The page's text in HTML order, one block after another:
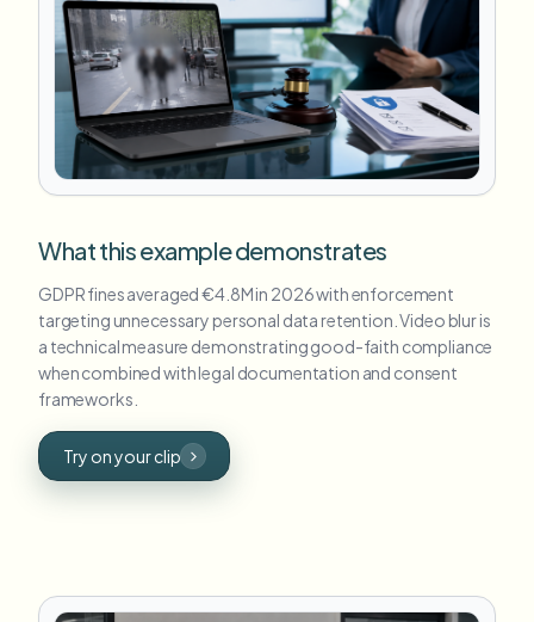
What this example demonstrates
GDPR fines averaged €4.8M in 2026 with enforcement
targeting unnecessary personal data retention. Video blur is
a technical measure demonstrating good-faith compliance
when combined with legal documentation and consent
frameworks.
Try on your clip